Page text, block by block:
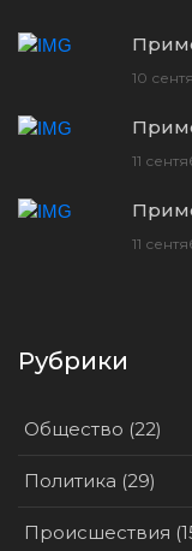
10
11
11
Рубрики
Общество (22)
Политика (29)
Происшествия